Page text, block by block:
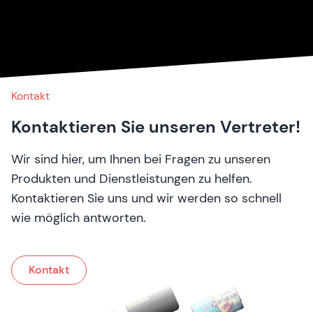
Kontakt
Kontaktieren Sie unseren Vertreter!
Wir sind hier, um Ihnen bei Fragen zu unseren
Produkten und Dienstleistungen zu helfen.
Kontaktieren Sie uns und wir werden so schnell
wie möglich antworten.
Kontakt